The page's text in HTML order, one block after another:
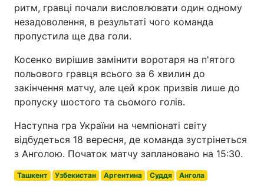
ритм, гравці почали висловлювати один одному
незадоволення, в результаті чого команда
пропустила ще два голи.
Косенко вирішив замінити воротаря на п'ятого
польового гравця всього за 6 хвилин до
закінчення матчу, але цей крок призвів лише до
пропуску шостого та сьомого голів.
Наступна гра України на чемпіонаті світу
відбудеться 18 вересня, де команда зустрінеться
з Анголою. Початок матчу заплановано на 15:30.
Ташкент Узбекистан Аргентина Суддя Ангола